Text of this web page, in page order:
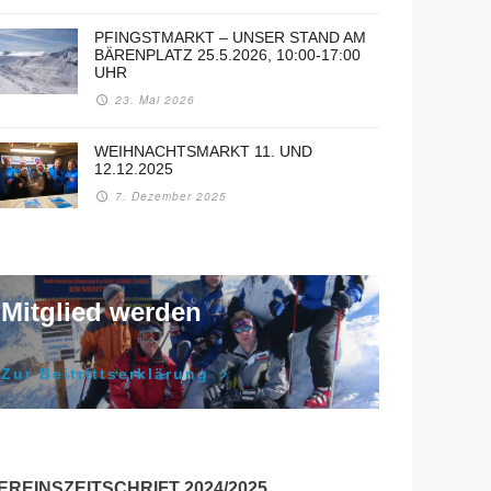
PFINGSTMARKT – UNSER STAND AM
BÄRENPLATZ 25.5.2026, 10:00-17:00
UHR
23. Mai 2026
WEIHNACHTSMARKT 11. UND
12.12.2025
7. Dezember 2025
Mitglied werden
Zur Beitrittserklärung